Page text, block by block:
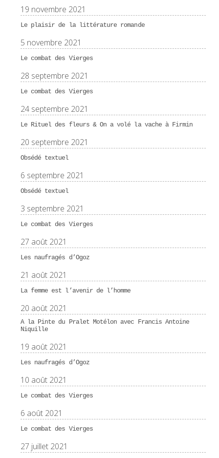
19 novembre 2021
Le plaisir de la littérature romande
5 novembre 2021
Le combat des Vierges
28 septembre 2021
Le combat des Vierges
24 septembre 2021
Le Rituel des fleurs & On a volé la vache à Firmin
20 septembre 2021
Obsédé textuel
6 septembre 2021
Obsédé textuel
3 septembre 2021
Le combat des Vierges
27 août 2021
Les naufragés d’Ogoz
21 août 2021
La femme est l’avenir de l’homme
20 août 2021
A la Pinte du Pralet Motélon avec Francis Antoine
Niquille
19 août 2021
Les naufragés d’Ogoz
10 août 2021
Le combat des Vierges
6 août 2021
Le combat des Vierges
27 juillet 2021